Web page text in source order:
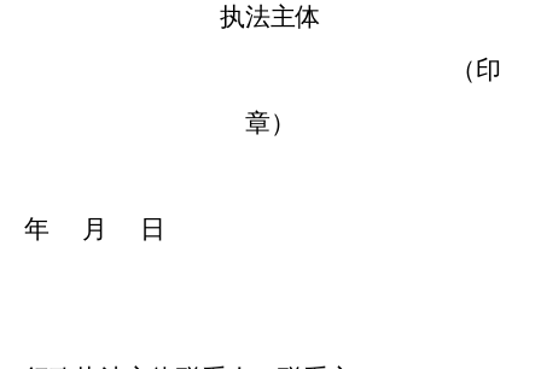
执法主体
（印
章）
年 月 日